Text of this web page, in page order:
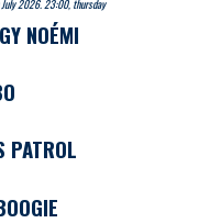
July 2026. 23:00, thursday
NOÉMI
PATROL